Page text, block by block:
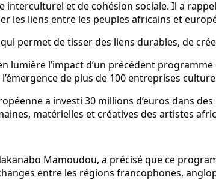
interculturel et de cohésion sociale. Il a
les liens entre les peuples africains et
permet de tisser des liens durables, de
lumière l’impact d’un précédent
de plus de 100 entreprises
a investi 30 millions d’euros dans
matérielles et créatives des artistes
Mamoudou, a précisé que ce
entre les régions francophones,